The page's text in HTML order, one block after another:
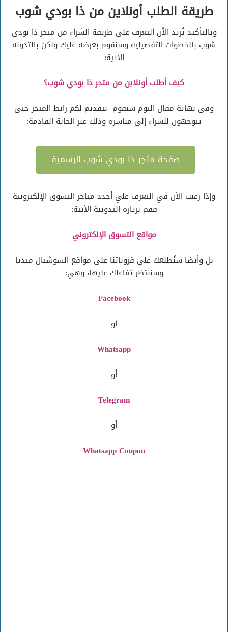
طريقة الطلب أونلاين من ذا بودي شوب
وبالتأكيد تُريد الأن التعرف علي طريقة الشراء من متجر ذا بودي
شوب بالخطوات التفصيلية وسنقوم بعرضه عليك ولكن بالتدونة
الأتية:
كيف أطلب أونلاين من متجر ذا بودي شوب؟
وفي نهاية مقال اليوم سنقوم بتقديم لكم رابط المتجر حتي
تتوجهون للشراء إلي مباشرة وذلك عبر الخانة القادمة:
صفحة متجر ذا بودي شوب الرسمية
وإذا رغبت الأن في التعرف علي أجدد متاجر التسوق الإلكترونية
فقم بزيارة التدوينة الأتية:
مواقع التسوق الإلكتروني
بل وأيضا سنُطلعك علي قروباتنا علي مواقع السوشيال ميديا
وسننتظر تفاعلك عليها، وهي:
Facebook
او
Whatsapp
أو
Telegram
أو
Whatsapp Coupon